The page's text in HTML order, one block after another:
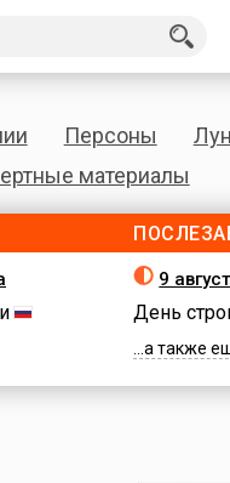
Персоны
материалы
9
День
...а также